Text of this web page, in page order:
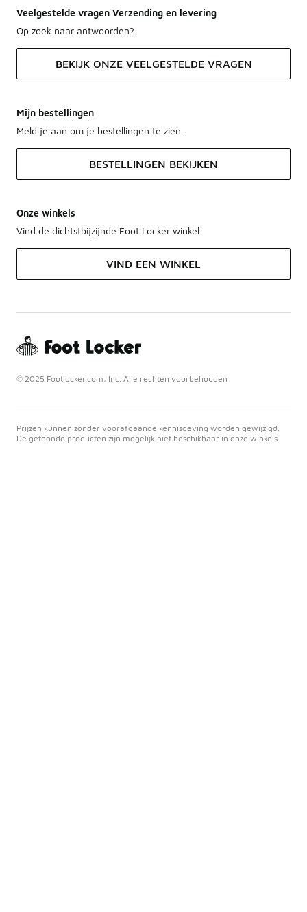
Veelgestelde vragen Verzending en levering
Op zoek naar antwoorden?
BEKIJK ONZE VEELGESTELDE VRAGEN
Mijn bestellingen
Meld je aan om je bestellingen te zien.
BESTELLINGEN BEKIJKEN
Onze winkels
Vind de dichtstbijzijnde Foot Locker winkel.
VIND EEN WINKEL
© 2025 Footlocker.com, Inc. Alle rechten voorbehouden
Prijzen kunnen zonder voorafgaande kennisgeving worden gewijzigd.
De getoonde producten zijn mogelijk niet beschikbaar in onze winkels.